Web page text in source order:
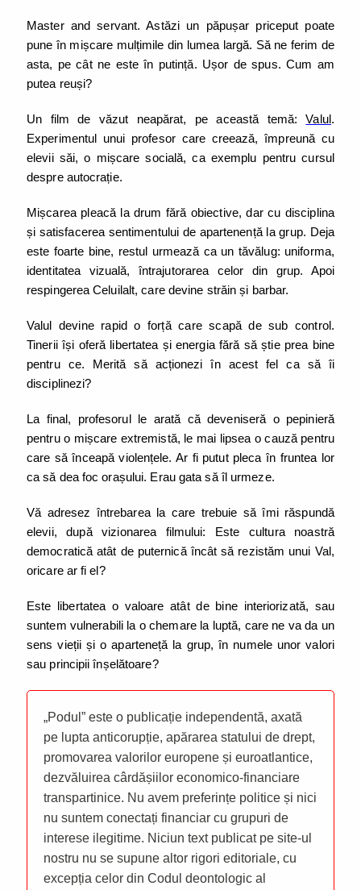
Master and servant. Astăzi un păpușar priceput poate
pune în mișcare mulțimile din lumea largă. Să ne ferim de
asta, pe cât ne este în putință. Ușor de spus. Cum am
putea reuși?
Un film de văzut neapărat, pe această temă:Valul.
Experimentul unui profesor care creează, împreună cu
elevii săi, o mișcare socială, ca exemplu pentru cursul
despre autocrație.
Mișcarea pleacă la drum fără obiective, dar cu disciplina
și satisfacerea sentimentului de apartenență la grup. Deja
este foarte bine, restul urmează ca un tăvălug: uniforma,
identitatea vizuală, întrajutorarea celor din grup. Apoi
respingerea Celuilalt, care devine străin și barbar.
Valul devine rapid o forță care scapă de sub control.
Tinerii își oferă libertatea și energia fără să știe prea bine
pentru ce. Merită să acționezi în acest fel ca să îi
disciplinezi?
La final, profesorul le arată că deveniseră o pepinieră
pentru o mișcare extremistă, le mai lipsea o cauză pentru
care să înceapă violențele. Ar fi putut pleca în fruntea lor
ca să dea foc orașului. Erau gata să îl urmeze.
Vă adresez întrebarea la care trebuie să îmi răspundă
elevii, după vizionarea filmului: Este cultura noastră
democratică atât de puternică încât să rezistăm unui Val,
oricare ar fi el?
Este libertatea o valoare atât de bine interiorizată, sau
suntem vulnerabili la o chemare la luptă, care ne va da un
sens vieții și o aparteneță la grup, în numele unor valori
sau principii înșelătoare?
„Podul” este o publicație independentă, axată
pe lupta anticorupție, apărarea statului de drept,
promovarea valorilor europene și euroatlantice,
dezvăluirea cârdășiilor economico-financiare
transpartinice. Nu avem preferințe politice și nici
nu suntem conectați financiar cu grupuri de
interese ilegitime. Niciun text publicat pe site-ul
nostru nu se supune altor rigori editoriale, cu
excepția celor din Codul deontologic al